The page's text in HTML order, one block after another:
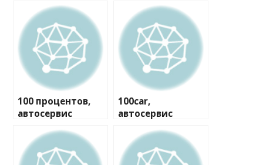
100 процентов,
автосервис
100car,
автосервис